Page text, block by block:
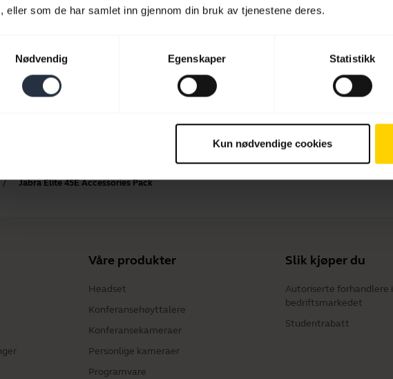
eller som de har samlet inn gjennom din bruk av tjenestene deres.
Nødvendig
Egenskaper Statistikk
Kun nødvendige cookies
Jabra Elite 45E Accessories Pack
Våre produkter
Headset
Konferansehøyttalere
Konferansekameraer
Personlige kameraer
Programvare
Slik kjøper du
Autoriserte forhandlere i
bedriftsmarkedet
Studentrabatt